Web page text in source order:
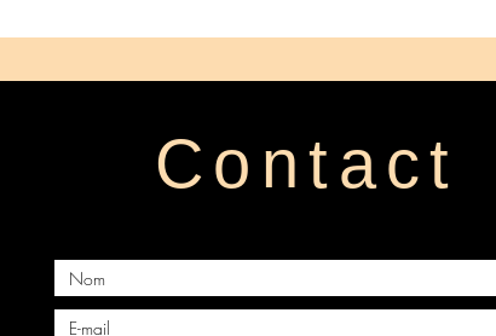
Contact